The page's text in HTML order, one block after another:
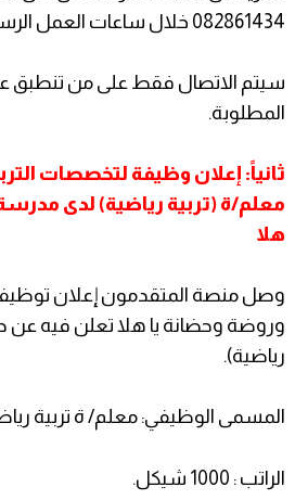
082861434 خلال ساعات العمل الرسمية.
سيتم الاتصال فقط على من تنطبق
المطلوبة.
ثانياً: إعلان وظيفة لتخصصات
معلم/ة (تربية رياضية) لدى
هلا
وصل منصة المتقدمون إعلان
وروضة وحضانة يا هلا تعلن فيه عن
رياضية).
المسمى الوظيفي: معلم/ ة تربية
الراتب : 1000 شيكل.